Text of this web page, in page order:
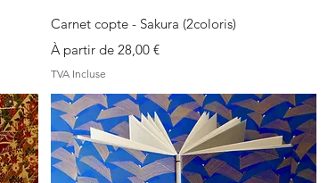
Aperçu rapide
Carnet copte - Sakura (2coloris)
À partir de 28,00 €
Prix promotionnel
TVA Incluse